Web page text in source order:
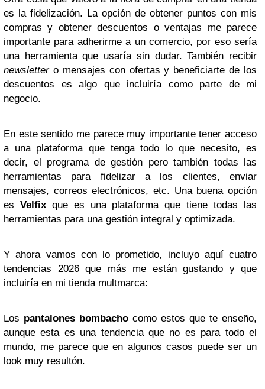
es la fidelización. La opción de obtener puntos con mis
compras y obtener descuentos o ventajas me parece
importante para adherirme a un comercio, por eso sería
una herramienta que usaría sin dudar. También recibir
newslettero mensajes con ofertas y beneficiarte de los
descuentos es algo que incluiría como parte de mi
negocio.
En este sentido me parece muy importante tener acceso
a una plataforma que tenga todo lo que necesito, es
decir, el programa de gestión pero también todas las
herramientas para fidelizar a los clientes, enviar
mensajes, correos electrónicos, etc. Una buena opción
es Velfixque es una plataforma que tiene todas las
herramientas para una gestión integral y optimizada.
Y ahora vamos con lo prometido, incluyo aquí cuatro
tendencias 2026 que más me están gustando y que
incluiría en mi tienda multmarca:
Los pantalones bombacho como estos que te enseño,
aunque esta es una tendencia que no es para todo el
mundo, me parece que en algunos casos puede ser un
look muy resultón.